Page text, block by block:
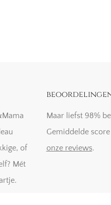
of
Mét
Maar liefst 98%
Gemiddelde
onze reviews.